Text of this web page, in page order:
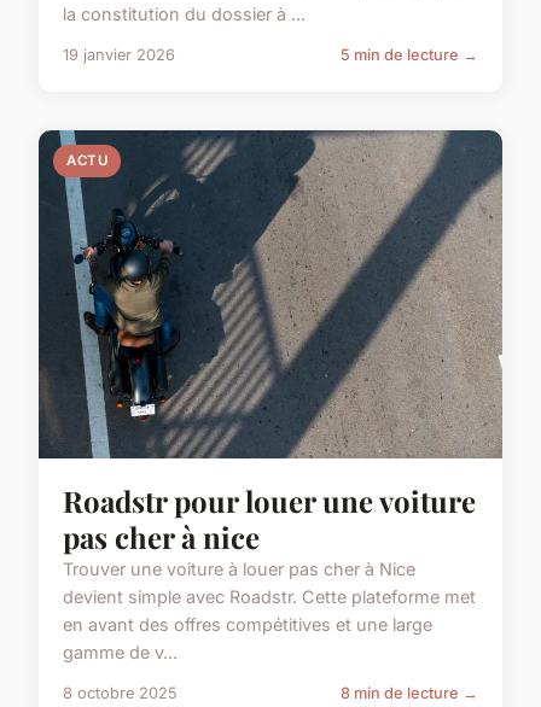
la constitution du dossier à ...
19 janvier 2026 5 min de lecture →
ACTU
Roadstr pour louer une voiture
pas cher à nice
Trouver une voiture à louer pas cher à Nice
devient simple avec Roadstr. Cette plateforme met
en avant des offres compétitives et une large
gamme de v...
8 octobre 2025 8 min de lecture →